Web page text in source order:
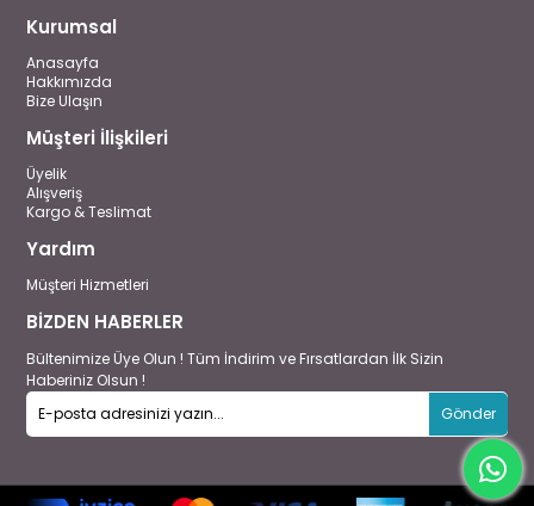
Kurumsal
Anasayfa
Hakkımızda
Bize Ulaşın
Müşteri İlişkileri
Üyelik
Alışveriş
Kargo & Teslimat
Yardım
Müşteri Hizmetleri
BİZDEN HABERLER
Bültenimize Üye Olun ! Tüm İndirim ve Fırsatlardan İlk Sizin
Haberiniz Olsun !
Gönder